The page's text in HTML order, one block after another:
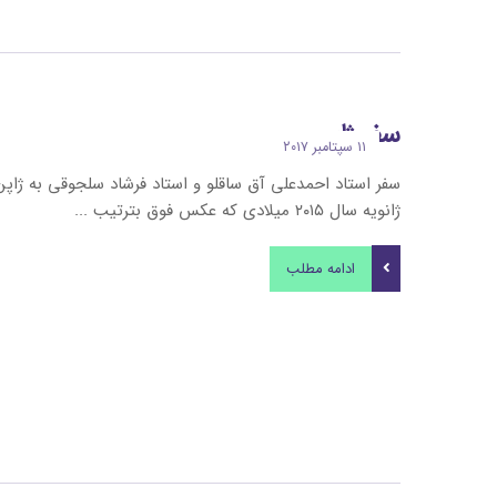
سفر ژاپن
۱۱ سپتامبر ۲۰۱۷
سفر استاد احمدعلی آق ساقلو و استاد فرشاد سلجوقی به
ژانویه سال ۲۰۱۵ میلادی که عکس فوق بترتیب ...
ادامه مطلب